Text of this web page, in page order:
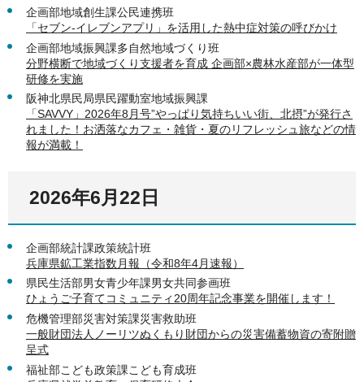
企画部地域創生課公民連携班
「セブン-イレブンアプリ」を活用した熱中症対策の呼びかけ
企画部地域振興課多自然地域づくり班
分野横断で地域づくり支援者を育成 企画部×農林水産部が一体型
研修を実施
阪神北県民局県民躍動室地域振興課
「SAVVY」2026年8月号”やっぱり気持ちいい街、北摂”が発行さ
れました！お洒落なカフェ・雑貨・夏のリフレッシュ旅などの情
報が満載！
2026年6月22日
企画部統計課政策統計班
兵庫県鉱工業指数月報（令和8年4月速報）
県民生活部男女青少年課男女共同参画班
ひょうご子育てコミュニティ20周年記念事業を開催します！
危機管理部災害対策課災害救助班
一般財団法人ノーリツぬくもり財団からの災害備蓄物資の寄附贈
呈式
福祉部こども政策課こども育成班